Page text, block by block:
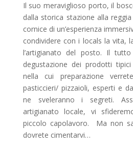
Il suo meraviglioso porto, il
dalla storica stazione alla
cornice di un’esperienza
condividere con i locals la vita,
l’artigianato del posto. Il tutto
degustazione dei prodotti
nella cui preparazione
pasticcieri/ pizzaioli, esperti e
ne sveleranno i segreti.
artigianato locale, vi
piccolo capolavoro. Ma non
dovrete cimentarvi…